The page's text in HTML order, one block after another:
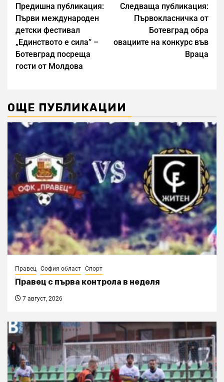
Предишна публикация:
Първи международен
детски фестивал
„Единството е сила” –
Ботевград посреща
гости от Молдова
Следваща публикация:
Първокласничка от
Ботевград обра
овациите на конкурс във
Враца
ОЩЕ ПУБЛИКАЦИИ
Правец София област Спорт
Правец с първа контрола в неделя
7 август, 2026